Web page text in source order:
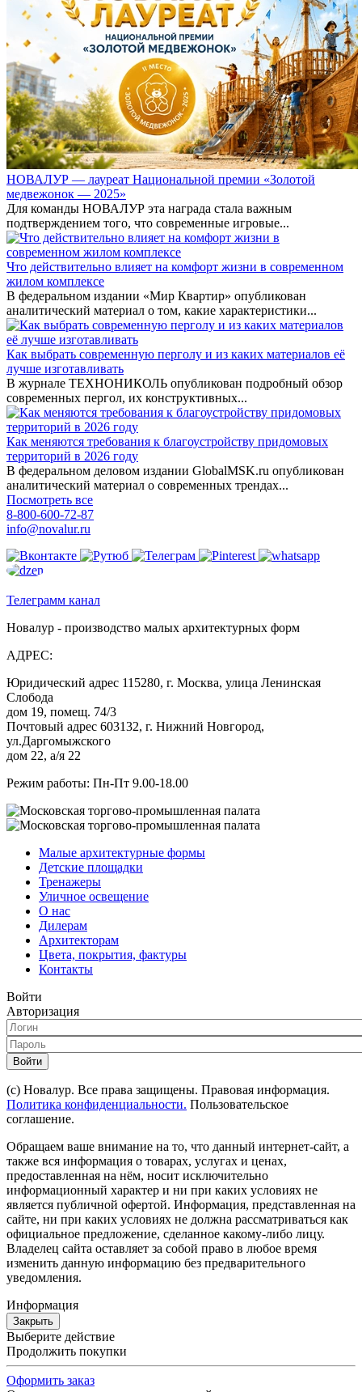
НОВАЛУР — лауреат Национальной премии «Золотой
медвежонок — 2025»
Для команды НОВАЛУР эта награда стала важным
подтверждением того, что современные игровые...
Что действительно влияет на комфорт жизни в современном
жилом комплексе
В федеральном издании «Мир Квартир» опубликован
аналитический материал о том, какие характеристики...
Как выбрать современную перголу и из каких материалов её
лучше изготавливать
В журнале ТЕХНОНИКОЛЬ опубликован подробный обзор
современных пергол, их конструктивных...
Как меняются требования к благоустройству придомовых
территорий в 2026 году
В федеральном деловом издании GlobalMSK.ru опубликован
аналитический материал о современных трендах...
Посмотреть все
8-800-600-72-87
info@novalur.ru
Телеграмм канал
Новалур - производство малых архитектурных форм
АДРЕС:
Юридический адрес 115280, г. Москва, улица Ленинская
Слобода
дом 19, помещ. 74/3
Почтовый адрес 603132, г. Нижний Новгород,
ул.Даргомыжского
дом 22, а/я 22
Режим работы: Пн-Пт 9.00-18.00
Малые архитектурные формы
Детские площадки
Тренажеры
Уличное освещение
О нас
Дилерам
Архитекторам
Цвета, покрытия, фактуры
Контакты
Войти
Авторизация
Войти
(с) Новалур. Все права защищены. Правовая информация.
Политика конфиденциальности. Пользовательское
соглашение.
Обращаем ваше внимание на то, что данный интернет-сайт, а
также вся информация о товарах, услугах и ценах,
предоставленная на нём, носит исключительно
информационный характер и ни при каких условиях не
является публичной офертой. Информация, представленная на
сайте, ни при каких условиях не должна рассматриваться как
официальное предложение, сделанное какому-либо лицу.
Владелец сайта оставляет за собой право в любое время
изменить данную информацию без предварительного
уведомления.
Информация
Закрыть
Выберите действие
Продолжить покупки
Оформить заказ